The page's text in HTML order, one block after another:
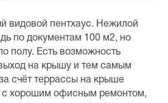
видовой пентхаус. Нежилой
по документам 100 м2, но
полу. Есть возможность
на крышу и тем самым
счёт террассы на крыше
хорошим офисным ремонтом,